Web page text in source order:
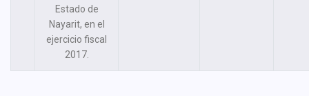
Estado de
Nayarit, en el
ejercicio fiscal
2017.